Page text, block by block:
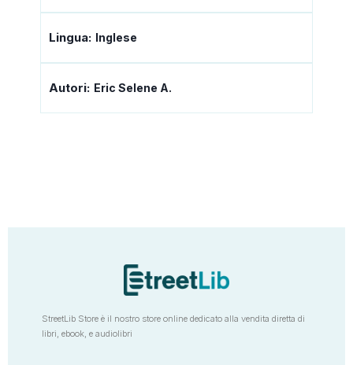
Lingua: Inglese
Autori: Eric Selene A.
StreetLib Store è il nostro store online dedicato alla vendita diretta di
libri, ebook, e audiolibri